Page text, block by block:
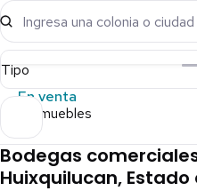
Ingresa una colonia o ciudad
Tipo
En venta
7 inmuebles
Bodegas
Huixquilucan, Estado